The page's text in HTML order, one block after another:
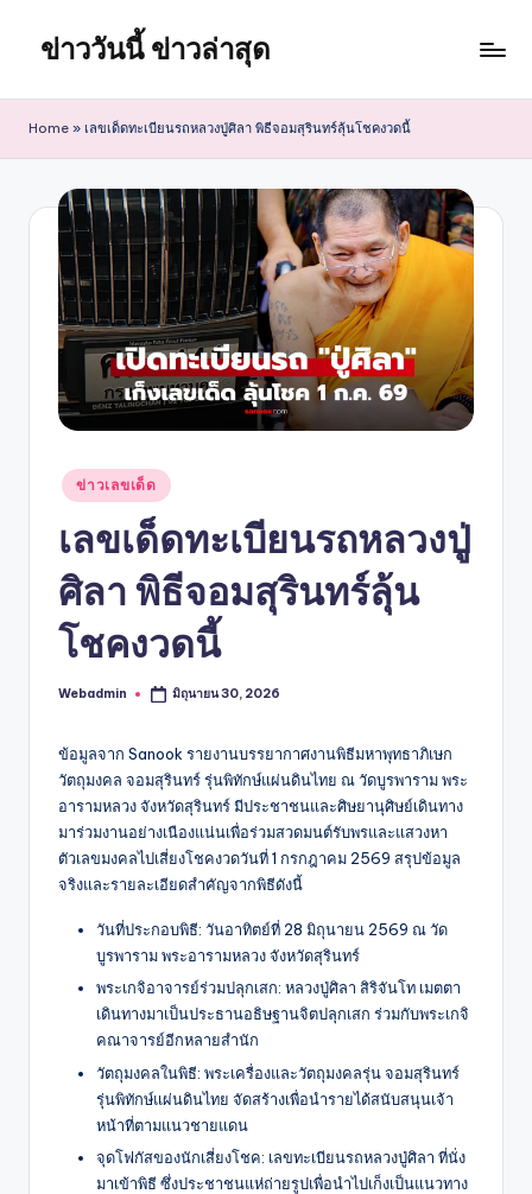
content
ข่าววันนี้ ข่าวล่าสุด
Home » เลขเด็ดทะเบียนรถหลวงปู่ศิลา พิธีจอมสุรินทร์ลุ้นโชคงวดนี้
Posted
in
ข่าวเลขเด็ด
เลขเด็ดทะเบียนรถหลวงปู่
ศิลา พิธีจอมสุรินทร์ลุ้น
โชคงวดนี้
Posted
Webadmin มิถุนายน 30, 2026
ข้อมูลจาก Sanook รายงานบรรยากาศงานพิธีมหาพุทธาภิเษก
วัตถุมงคล จอมสุรินทร์ รุ่นพิทักษ์แผ่นดินไทย ณ วัดบูรพาราม พระ
อารามหลวง จังหวัดสุรินทร์ มีประชาชนและศิษยานุศิษย์เดินทาง
มาร่วมงานอย่างเนืองแน่นเพื่อร่วมสวดมนต์รับพรและแสวงหา
ตัวเลขมงคลไปเสี่ยงโชคงวดวันที่ 1 กรกฎาคม 2569 สรุปข้อมูล
จริงและรายละเอียดสำคัญจากพิธีดังนี้
วันที่ประกอบพิธี: วันอาทิตย์ที่ 28 มิถุนายน 2569 ณ วัด
บูรพาราม พระอารามหลวง จังหวัดสุรินทร์
พระเกจิอาจารย์ร่วมปลุกเสก: หลวงปู่ศิลา สิริจันโท เมตตา
เดินทางมาเป็นประธานอธิษฐานจิตปลุกเสก ร่วมกับพระเกจิ
คณาจารย์อีกหลายสำนัก
วัตถุมงคลในพิธี: พระเครื่องและวัตถุมงคลรุ่น จอมสุรินทร์
รุ่นพิทักษ์แผ่นดินไทย จัดสร้างเพื่อนำรายได้สนับสนุนเจ้า
หน้าที่ตามแนวชายแดน
จุดโฟกัสของนักเสี่ยงโชค: เลขทะเบียนรถหลวงปู่ศิลา ที่นั่ง
มาเข้าพิธี ซึ่งประชาชนแห่ถ่ายรูปเพื่อนำไปเก็งเป็นแนวทาง